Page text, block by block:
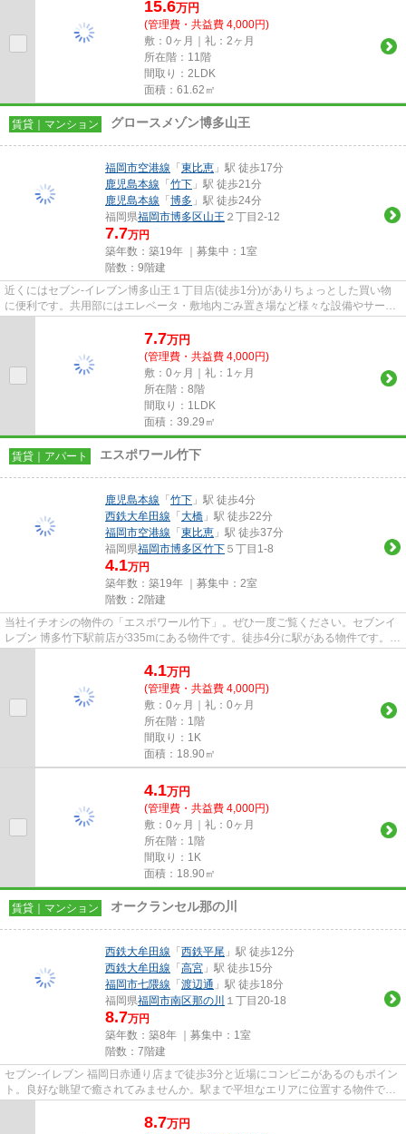
15.6万円
(管理費・共益費 4,000円)
敷：0ヶ月｜礼：2ヶ月
所在階：11階
間取り：2LDK
面積：61.62㎡
賃貸｜マンション グロースメゾン博多山王
福岡市空港線 「東比恵 」駅 徒歩17分
鹿児島本線 「竹下 」駅 徒歩21分
鹿児島本線 「博多 」駅 徒歩24分
福岡県福岡市博多区山王 ２丁目2-12
7.7万円
築年数：築19年 ｜募集中： 1室
階数：9階建
近くにはセブン-イレブン博多山王１丁目店(徒歩1分)がありちょっとした買い物
に便利です。共用部にはエレベータ・敷地内ごみ置き場など様々な設備やサービ
スが揃っているので便利です...
7.7万円
(管理費・共益費 4,000円)
敷：0ヶ月｜礼：1ヶ月
所在階：8階
間取り：1LDK
面積：39.29㎡
賃貸｜アパート エスポワール竹下
鹿児島本線 「竹下 」駅 徒歩4分
西鉄大牟田線 「大橋 」駅 徒歩22分
福岡市空港線 「東比恵 」駅 徒歩37分
福岡県福岡市博多区竹下 ５丁目1-8
4.1万円
築年数：築19年 ｜募集中： 2室
階数：2階建
当社イチオシの物件の「エスポワール竹下」。ぜひ一度ご覧ください。セブンイ
レブン 博多竹下駅前店が335mにある物件です。徒歩4分に駅がある物件です。道
が平坦だと買い物も快適にで...
4.1万円
(管理費・共益費 4,000円)
敷：0ヶ月｜礼：0ヶ月
所在階：1階
間取り：1K
面積：18.90㎡
4.1万円
(管理費・共益費 4,000円)
敷：0ヶ月｜礼：0ヶ月
所在階：1階
間取り：1K
面積：18.90㎡
賃貸｜マンション オークランセル那の川
西鉄大牟田線 「西鉄平尾 」駅 徒歩12分
西鉄大牟田線 「高宮 」駅 徒歩15分
福岡市七隈線 「渡辺通 」駅 徒歩18分
福岡県福岡市南区那の川 １丁目20-18
8.7万円
築年数：築8年 ｜募集中： 1室
階数：7階建
セブン‐イレブン 福岡日赤通り店まで徒歩3分と近場にコンビニがあるのもポイン
ト。良好な眺望で癒されてみませんか。駅まで平坦なエリアに位置する物件で気
軽に散歩できるのもいいです...
8.7万円